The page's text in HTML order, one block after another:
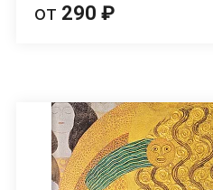
от 290 ₽